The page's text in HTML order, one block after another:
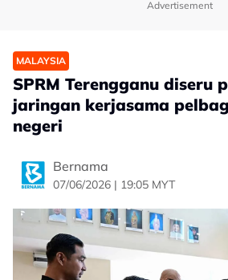
Advertisement
MALAYSIA
SPRM Terengganu diseru
jaringan kerjasama
negeri
Bernama
07/06/2026 | 19:05 MYT